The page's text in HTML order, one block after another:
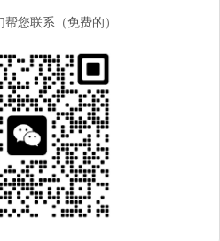
您联系（免费的）